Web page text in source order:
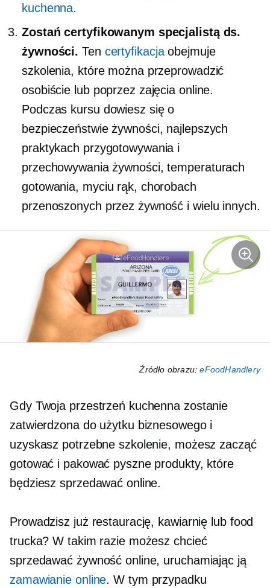
kuchenna.
Zostań certyfikowanym specjalistą ds.
żywności. Ten certyfikacjaobejmuje
szkolenia, które można przeprowadzić
osobiście lub poprzez zajęcia online.
Podczas kursu dowiesz się o
bezpieczeństwie żywności, najlepszych
praktykach przygotowywania i
przechowywania żywności, temperaturach
gotowania, myciu rąk, chorobach
przenoszonych przez żywność i wielu innych.
Źródło obrazu:eFoodHandlery
Gdy Twoja przestrzeń kuchenna zostanie
zatwierdzona do użytku biznesowego i
uzyskasz potrzebne szkolenie, możesz zacząć
gotować i pakować pyszne produkty, które
będziesz sprzedawać online.
Prowadzisz już restaurację, kawiarnię lub food
trucka? W takim razie możesz chcieć
sprzedawać żywność online, uruchamiając ją
zamawianie online. W tym przypadku